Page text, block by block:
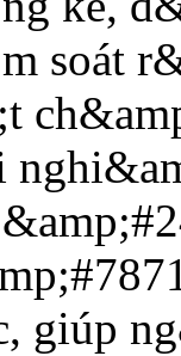
soát
giúp